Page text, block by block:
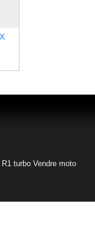
R1 turbo Vendre moto